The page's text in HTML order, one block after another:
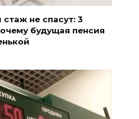
стаж не спасут: 3
будущая пенсия